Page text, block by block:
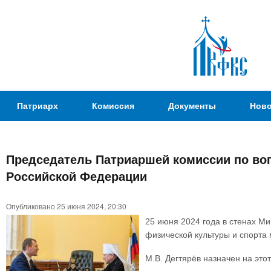
Патриаршая
Комиссия
вопросам
физической
культуры и
Патриарх Комиссия Документы
Вы
Председатель Патриаршей комиссии по
Российской Федерации
Опубликовано 25 июня 2024, 20:30
25 июня 2024 года в стенах
физической культуры и
М.В. Дегтярёв назначен на